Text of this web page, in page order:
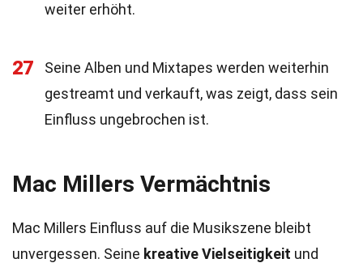
weiter erhöht.
27
Seine Alben und Mixtapes werden weiterhin
gestreamt und verkauft, was zeigt, dass sein
Einfluss ungebrochen ist.
Mac Millers Vermächtnis
Mac Millers Einfluss auf die Musikszene bleibt
unvergessen. Seine kreative Vielseitigkeit und